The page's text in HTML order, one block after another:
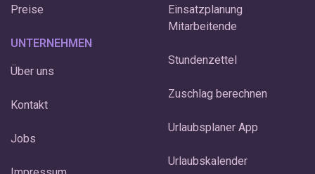
Preise
UNTERNEHMEN
Über uns
Kontakt
Jobs
Einsatzplanung
Mitarbeitende
Stundenzettel
Zuschlag berechnen
Urlaubsplaner App
Urlaubskalender